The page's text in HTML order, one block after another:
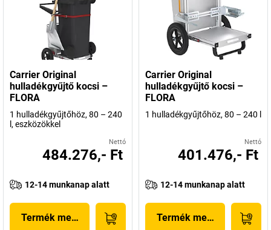
Carrier Original
hulladékgyűjtő kocsi –
FLORA
1 hulladékgyűjtőhöz, 80 – 240
l, eszközökkel
Nettó
484.276,- Ft
12-14 munkanap alatt
Termék megjelenítése
Carrier Original
hulladékgyűjtő kocsi –
FLORA
1 hulladékgyűjtőhöz, 80 – 240 l
Nettó
401.476,- Ft
12-14 munkanap alatt
Termék megjelenítése